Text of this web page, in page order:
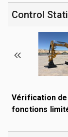
Control
Vérification de
fonctions